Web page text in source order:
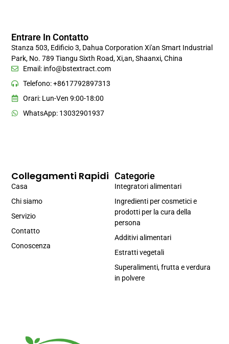
Categorie
Integratori alimentari
Ingredienti per cosmetici e
prodotti per la cura della
persona
Additivi alimentari
Estratti vegetali
Superalimenti, frutta e verdura
in polvere
Collegamenti Rapidi
Casa
Chi siamo
Servizio
Contatto
Conoscenza
Entrare In Contatto
Stanza 503, Edificio 3, Dahua Corporation Xi'an Smart Industrial
Park, No. 789 Tiangu Sixth Road, Xi,an, Shaanxi, China
Email: info@bstextract.com
Telefono: +8617792897313
Orari: Lun-Ven 9:00-18:00
WhatsApp: 13032901937
Spanish